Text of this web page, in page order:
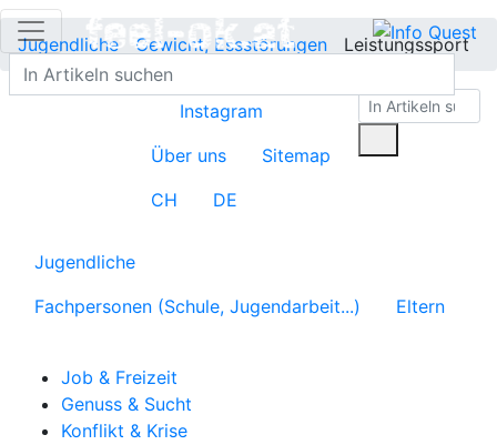
Jugendliche Gewicht, Essstörungen Leistungssport
Instagram
Über uns
Sitemap
CH
DE
Jugendliche
Fachpersonen (Schule, Jugendarbeit...)
Eltern
Job & Freizeit
Genuss & Sucht
Konflikt & Krise